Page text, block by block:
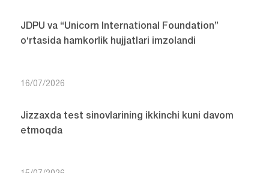
JDPU va “Unicorn International Foundation”
o‘rtasida hamkorlik hujjatlari imzolandi
16/07/2026
Jizzaxda test sinovlarining ikkinchi kuni davom
etmoqda